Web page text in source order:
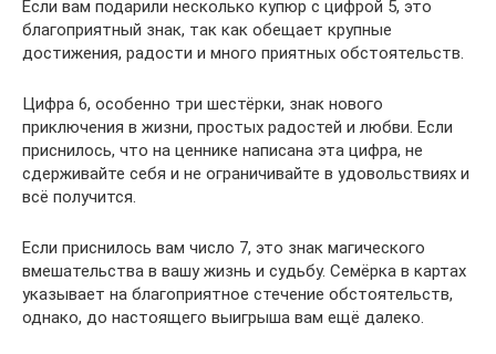
Если вам подарили несколько купюр с цифрой 5, это
благоприятный знак, так как обещает крупные
достижения, радости и много приятных обстоятельств.
Цифра 6, особенно три шестёрки, знак нового
приключения в жизни, простых радостей и любви. Если
приснилось, что на ценнике написана эта цифра, не
сдерживайте себя и не ограничивайте в удовольствиях и
всё получится.
Если приснилось вам число 7, это знак магического
вмешательства в вашу жизнь и судьбу. Семёрка в картах
указывает на благоприятное стечение обстоятельств,
однако, до настоящего выигрыша вам ещё далеко.